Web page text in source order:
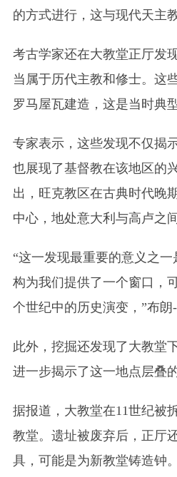
的方式进行，这与现代天主
考古学家还在大教堂正厅发
当属于历代主教和修士。这
罗马屋瓦建造，这是当时典
专家表示，这些发现不仅揭
也展现了基督教在该地区的
出，旺克教区在古典时代晚
中心，地处意大利与高卢之
“这一发现最重要的意义之
构为我们提供了一个窗口，
个世纪中的历史演变，”布朗
此外，挖掘还发现了大教堂
进一步揭示了这一地点层叠
据报道，大教堂在11世纪被
教堂。遗址被废弃后，正厅
具，可能是为新教堂铸造钟。